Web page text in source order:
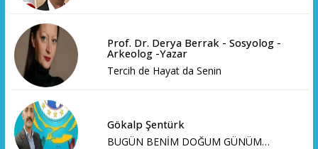
Prof. Dr. Derya Berrak - Sosyolog -
Arkeolog -Yazar
Tercih de Hayat da Senin
Gökalp Şentürk
BUGÜN BENİM DOĞUM GÜNÜM…